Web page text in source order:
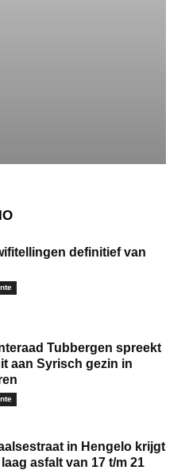
definitief van
Tubbergen spreekt
aan Syrisch gezin in
in Hengelo krijgt
asfalt van 17 t/m 21